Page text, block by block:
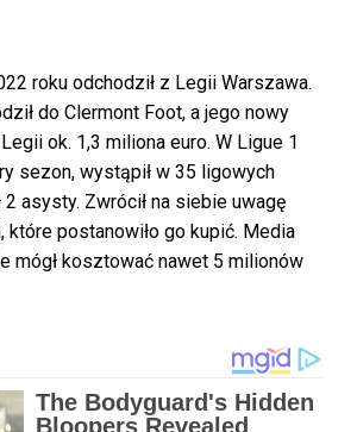
roku odchodził z Legii Warszawa.
do Clermont Foot, a jego nowy
ok. 1,3 miliona euro. W Ligue 1
sezon, wystąpił w 35 ligowych
asysty. Zwrócił na siebie uwagę
które postanowiło go kupić. Media
mógł kosztować nawet 5 milionów